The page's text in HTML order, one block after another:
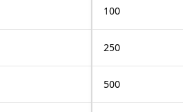
100
250
500